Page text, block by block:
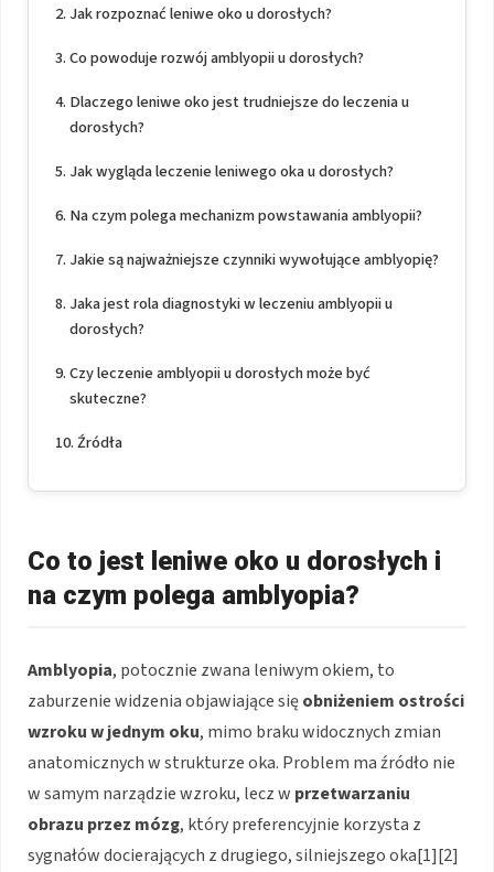
Jak rozpoznać leniwe oko u dorosłych?
Co powoduje rozwój amblyopii u dorosłych?
Dlaczego leniwe oko jest trudniejsze do leczenia u
dorosłych?
Jak wygląda leczenie leniwego oka u dorosłych?
Na czym polega mechanizm powstawania amblyopii?
Jakie są najważniejsze czynniki wywołujące amblyopię?
Jaka jest rola diagnostyki w leczeniu amblyopii u
dorosłych?
Czy leczenie amblyopii u dorosłych może być
skuteczne?
Źródła
Co to jest leniwe oko u dorosłych i
na czym polega amblyopia?
Amblyopia, potocznie zwana leniwym okiem, to
zaburzenie widzenia objawiające sięobniżeniem ostrości
wzroku w jednym oku, mimo braku widocznych zmian
anatomicznych w strukturze oka. Problem ma źródło nie
w samym narządzie wzroku, lecz w przetwarzaniu
obrazu przez mózg, który preferencyjnie korzysta z
sygnałów docierających z drugiego, silniejszego oka[1][2]